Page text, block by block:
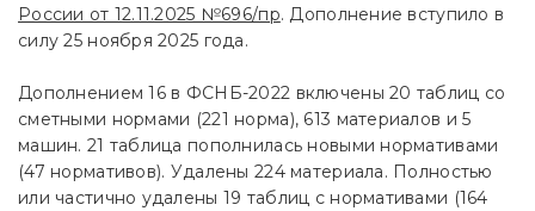
России от 12.11.2025 №696/пр. Дополнение вступило в
силу 25 ноября 2025 года.
Дополнением 16 в ФСНБ-2022 включены 20 таблиц со
сметными нормами (221 норма), 613 материалов и 5
машин. 21 таблица пополнилась новыми нормативами
(47 нормативов). Удалены 224 материала. Полностью
или частично удалены 19 таблиц с нормативами (164